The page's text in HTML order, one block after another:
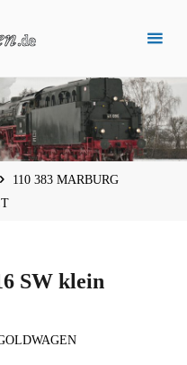
110 383 MARBURG
SW klein